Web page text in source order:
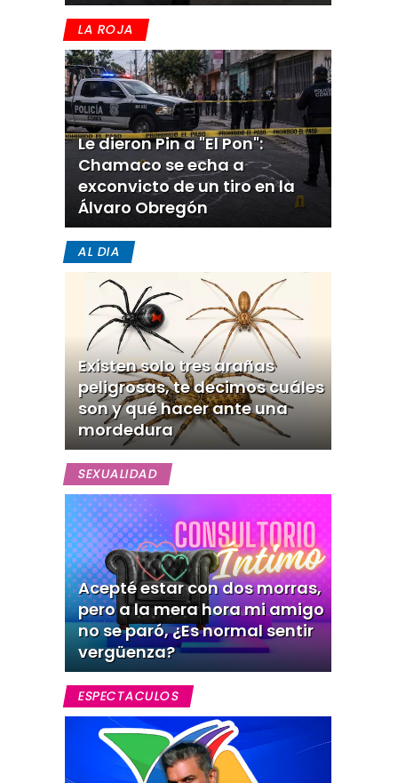
LA ROJA
Le dieron Pin a "El Pon":
Chamaco se echa a
exconvicto de un tiro en la
Álvaro Obregón
AL DIA
Existen solo tres arañas
peligrosas, te decimos cuáles
son y qué hacer ante una
mordedura
SEXUALIDAD
Acepté estar con dos morras,
pero a la mera hora mi amigo
no se paró, ¿Es normal sentir
vergüenza?
ESPECTACULOS